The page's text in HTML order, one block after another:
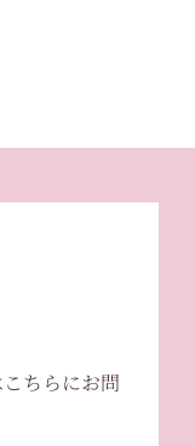
ちらにお問